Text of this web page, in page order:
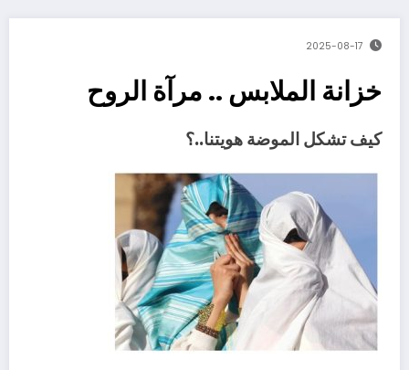
2025-08-17
خزانة الملابس .. مرآة الروح
كيف تشكل الموضة هويتنا..؟